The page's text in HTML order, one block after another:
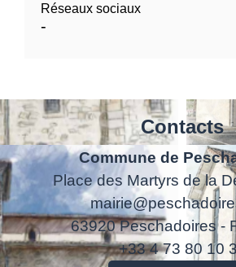
Réseaux sociaux
-
Contacts
Commune de
Place des Martyrs de la
63920 Peschadoires -
+33 4 73 80 10